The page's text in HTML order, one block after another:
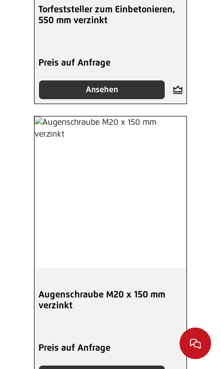
Durchschnittliche Bewertung von 5 von 5
Torfeststeller zum Einbetonieren,
550 mm verzinkt
Preis auf Anfrage
Ansehen
Augenschraube M20 x 150 mm
verzinkt
Preis auf Anfrage